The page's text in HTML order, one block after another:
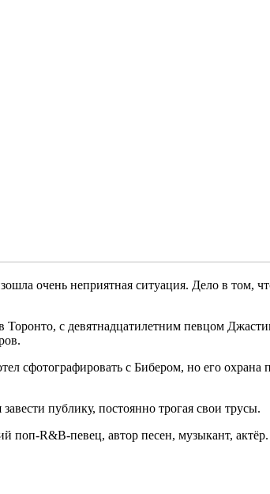
очень неприятная ситуация. Дело в том,
с девятнадцатилетним певцом
сфотографировать с Бибером, но его
публику, постоянно трогая свои трусы.
R&B-певец, автор песен, музыкант,